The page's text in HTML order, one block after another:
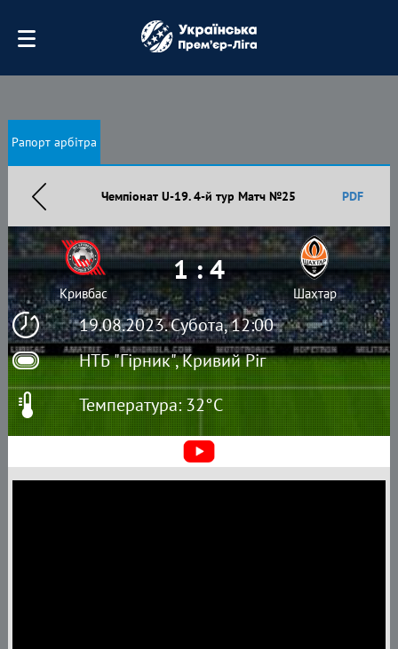
Рапорт арбітра
Чемпіонат U-19. 4-й тур Матч №25 PDF
19.08.2023. Субота, 12:00
НТБ "Гірник", Кривий Ріг
Кривбас
1 : 4
Шахтар
Температура: 32°C